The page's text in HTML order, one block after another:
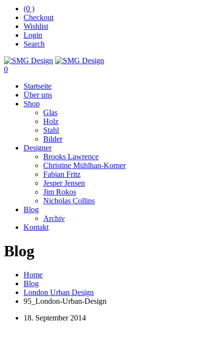
(0 )
Checkout
Wishlist
Login
Search
0
Startseite
Über uns
Shop
Glas
Holz
Stahl
Bilder
Designer
Brooks Lawrence
Christine Mühlhan-Korner
Fabian Fritz
Jesper Jensen
Jim Rokos
Nicholas Collins
Blog
Archiv
Kontakt
Blog
Home
Blog
London Urban Design
95_London-Urban-Design
18. September 2014